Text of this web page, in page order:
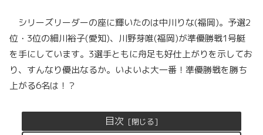
シリーズリーダーの座に輝いたのは中川りな(福岡)。予選2
位・3位の細川裕子(愛知)、川野芽唯(福岡)が準優勝戦1号艇
を手にしています。3選手ともに舟足も好仕上がりを示してお
り、すんなり優出なるか。いよいよ大一番！準優勝戦を勝ち
上がる6名は！？
目次